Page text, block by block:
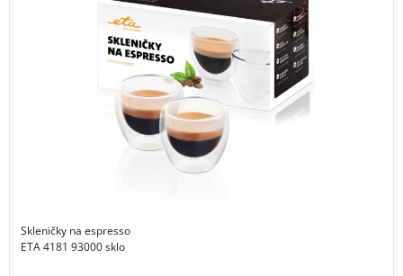
Skleničky na espresso
ETA 4181 93000 sklo